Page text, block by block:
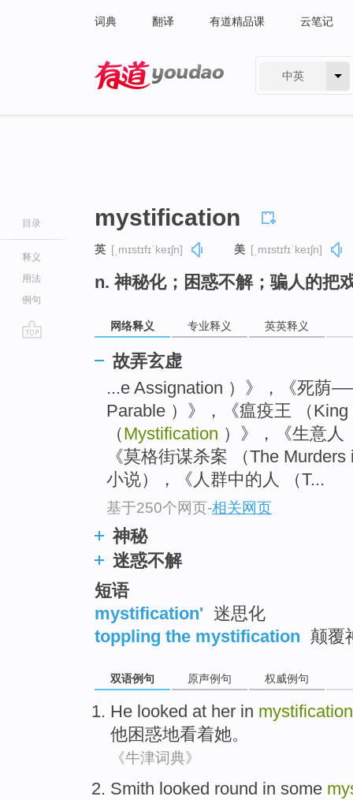
词典 翻译 有道精品课 云笔记
中英
目录
释义
用法
例句
mystification
英 [ˌmɪstɪfɪˈkeɪʃn] 美 [ˌmɪstɪfɪˈkeɪʃn]
n. 神秘化；困惑不解；骗人的把
网络释义 专业释义 英英释义
故弄玄虚
...e Assignation ）》，《死荫
Parable ）》，《瘟疫王 （
（Mystification ）》，《生意人
《莫格街谋杀案 （The
小说），《人群中的人 （T...
基于250个网页-相关网页
神秘
迷惑不解
短语
mystification' 迷思化
toppling the mystification 颠覆
双语例句 原声例句 权威例句
He looked at her in mystification
他困惑地看着她。
《牛津词典》
Smith looked round in some